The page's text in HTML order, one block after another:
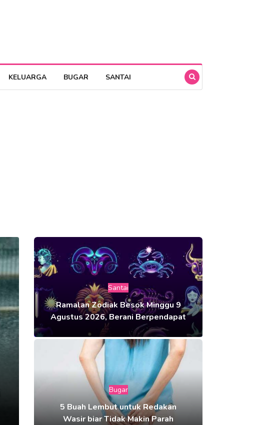
KELUARGA BUGAR SANTAI
Santai
Ramalan Zodiak Besok Minggu 9
Agustus 2026, Berani Berpendapat
Bugar
5 Buah Lembut untuk Redakan
Wasir biar Tidak Makin Parah